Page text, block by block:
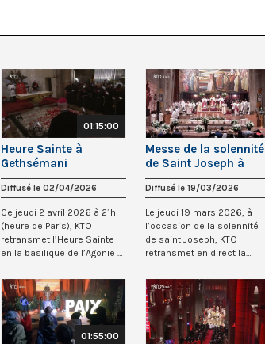
01:15:00
Heure Sainte à
Gethsémani
(Jérusalem) ||
Semaine sainte 2026
Diffusé le 02/04/2026
Ce jeudi 2 avril 2026 à 21h
(heure de Paris), KTO
retransmet l’Heure Sainte
en la basilique de l’Agonie à
Messe de la solennité
de Saint Joseph à
Nazareth - 19 mars
2026
Diffusé le 19/03/2026
Le jeudi 19 mars 2026, à
l’occasion de la solennité
de saint Joseph, KTO
retransmet en direct la
01:55:00